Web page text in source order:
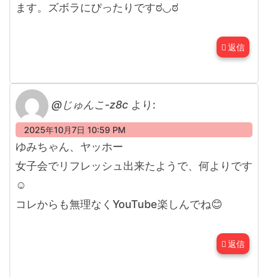
ます。ズボラにぴったりですಠ⁠◡⁠ಠ
返信
@じゅんこ-z8c より:
2025年10月7日 10:59 PM
ゆみちゃん、ヤッホー
女子会でリフレッシュ出来たようで、何よりです
☺️
コレからも無理なくYouTube楽しんでね😊
返信